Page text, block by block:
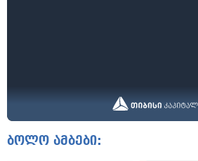
ბოლო ამბები: